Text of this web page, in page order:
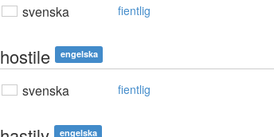
svenska fientlig
hostile engelska
svenska fientlig
engelska